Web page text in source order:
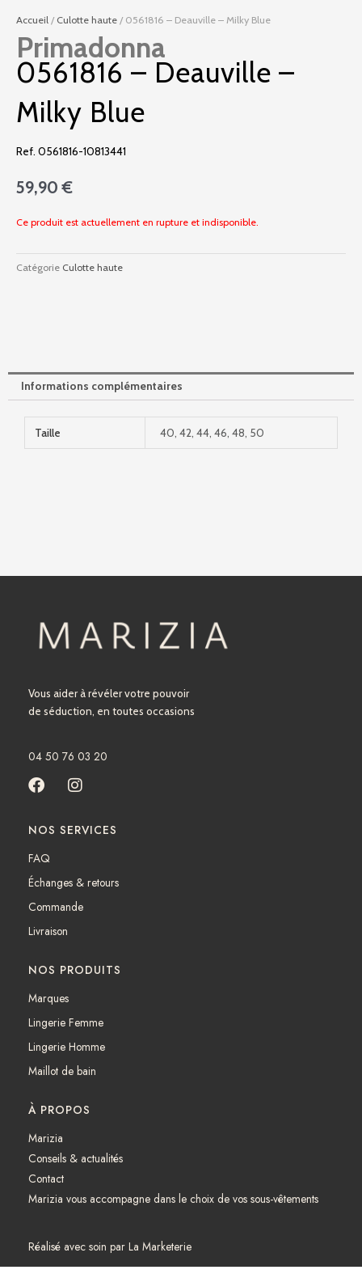
Accueil / Culotte haute / 0561816 – Deauville – Milky Blue
Primadonna
0561816 – Deauville –
Milky Blue
Ref. 0561816-10813441
59,90€
Ce produit est actuellement en rupture et indisponible.
Catégorie Culotte haute
Informations complémentaires
Taille 40, 42, 44, 46, 48, 50
Vous aider à révéler votre pouvoir
de séduction, en toutes occasions
04 50 76 03 20
F
c
e
b
o
k
I
s
t
r
a
NOS SERVICES
FAQ
Échanges & retours
Commande
Livraison
NOS PRODUITS
Marques
Lingerie Femme
Lingerie Homme
Maillot de bain
À PROPOS
Marizia
Conseils & actualités
Contact
Marizia vous accompagne dans le choix de vos sous-vêtements
Réalisé avec soin par La Marketerie